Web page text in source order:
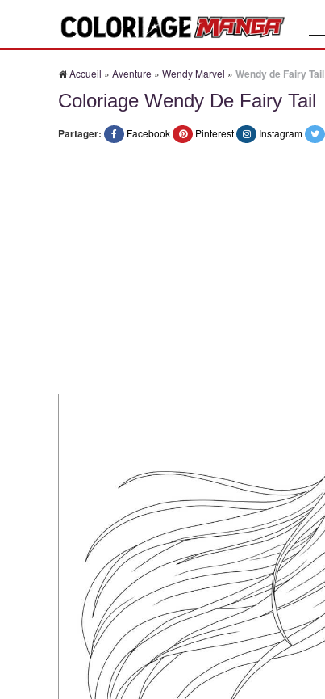
Accueil » Aventure » Wendy Marvel » Wendy de Fairy Tail
Coloriage Wendy De Fairy Tail
Partager: Facebook Pinterest Instagram